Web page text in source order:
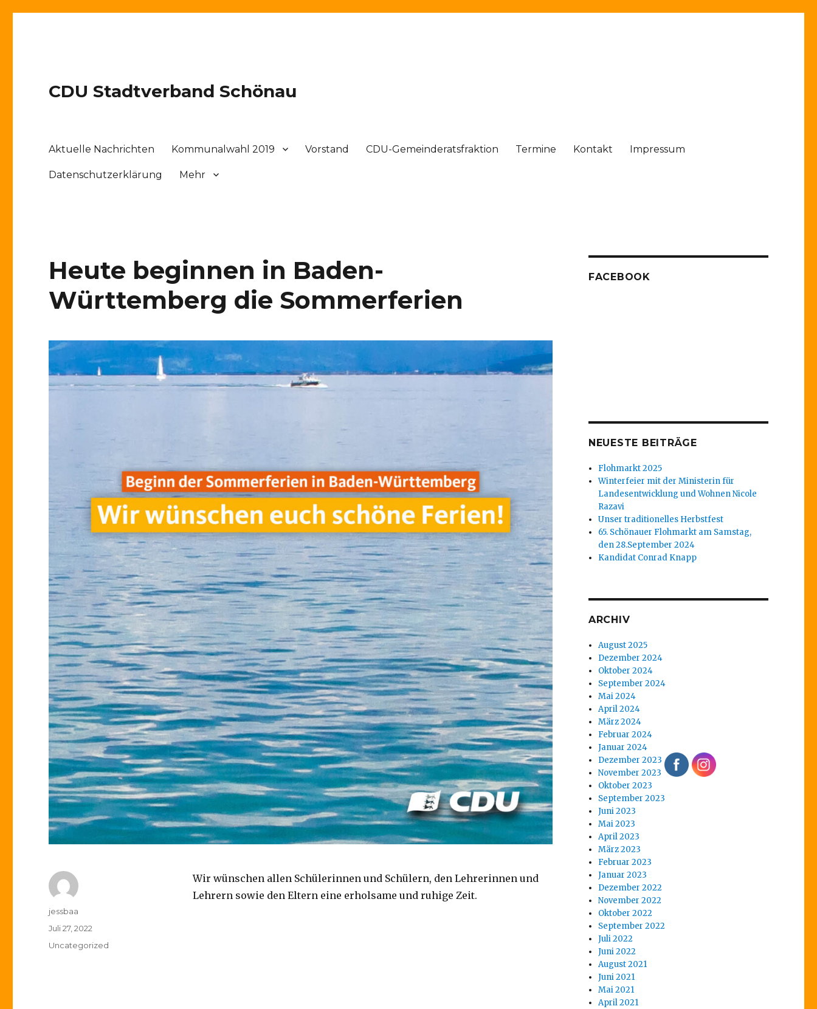
CDU Stadtverband Schönau
Aktuelle Nachrichten Kommunalwahl 2019 Vorstand CDU-Gemeinderatsfraktion Termine Kontakt Impressum
Datenschutzerklärung Mehr
Heute beginnen in Baden-
Württemberg die Sommerferien
Wir wünschen allen Schülerinnen und Schülern, den Lehrerinnen und
Lehrern sowie den Eltern eine erholsame und ruhige Zeit.
Autor
jessbaa
Veröffentlicht
Juli 27, 2022
Kategorien
Uncategorized
FACEBOOK
NEUESTE BEITRÄGE
Flohmarkt 2025
Winterfeier mit der Ministerin für
Landesentwicklung und Wohnen Nicole
Razavi
Unser traditionelles Herbstfest
65. Schönauer Flohmarkt am Samstag,
den 28.September 2024
Kandidat Conrad Knapp
ARCHIV
August 2025
Dezember 2024
Oktober 2024
September 2024
Mai 2024
April 2024
März 2024
Februar 2024
Januar 2024
Dezember 2023
November 2023
Oktober 2023
September 2023
Juni 2023
Mai 2023
April 2023
März 2023
Februar 2023
Januar 2023
Dezember 2022
November 2022
Oktober 2022
September 2022
Juli 2022
Juni 2022
August 2021
Juni 2021
Mai 2021
April 2021